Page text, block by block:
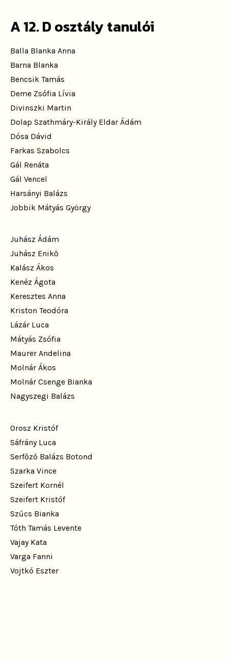
A 12. D osztály tanulói
Balla Blanka Anna
Barna Blanka
Bencsik Tamás
Deme Zsófia Lívia
Divinszki Martin
Dolap Szathmáry-Király Eldar Ádám
Dósa Dávid
Farkas Szabolcs
Gál Renáta
Gál Vencel
Harsányi Balázs
Jobbik Mátyás György
Juhász Ádám
Juhász Enikő
Kalász Ákos
Kenéz Ágota
Keresztes Anna
Kriston Teodóra
Lázár Luca
Mátyás Zsófia
Maurer Andelina
Molnár Ákos
Molnár Csenge Bianka
Nagyszegi Balázs
Orosz Kristóf
Sáfrány Luca
Serfőző Balázs Botond
Szarka Vince
Szeifert Kornél
Szeifert Kristóf
Szűcs Bianka
Tóth Tamás Levente
Vajay Kata
Varga Fanni
Vojtkó Eszter